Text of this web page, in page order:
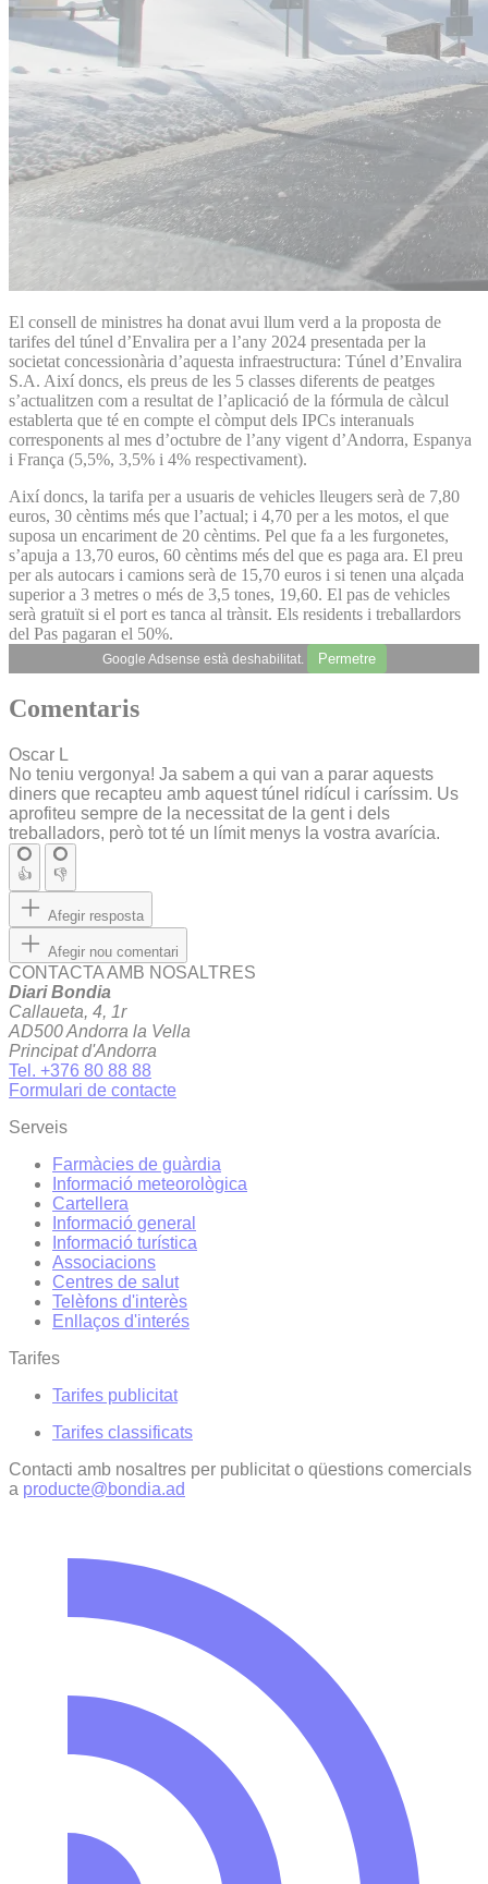
El consell de ministres ha donat avui llum verd a la proposta de
tarifes del túnel d’Envalira per a l’any 2024 presentada per la
societat concessionària d’aquesta infraestructura: Túnel d’Envalira
S.A. Així doncs, els preus de les 5 classes diferents de peatges
s’actualitzen com a resultat de l’aplicació de la fórmula de càlcul
establerta que té en compte el còmput dels IPCs interanuals
corresponents al mes d’octubre de l’any vigent d’Andorra, Espanya
i França (5,5%, 3,5% i 4% respectivament).
Així doncs, la tarifa per a usuaris de vehicles lleugers serà de 7,80
euros, 30 cèntims més que l’actual; i 4,70 per a les motos, el que
suposa un encariment de 20 cèntims. Pel que fa a les furgonetes,
s’apuja a 13,70 euros, 60 cèntims més del que es paga ara. El preu
per als autocars i camions serà de 15,70 euros i si tenen una alçada
superior a 3 metres o més de 3,5 tones, 19,60. El pas de vehicles
serà gratuït si el port es tanca al trànsit. Els residents i treballardors
del Pas pagaran el 50%.
Google Adsense està deshabilitat. Permetre
Comentaris
Oscar L
No teniu vergonya! Ja sabem a qui van a parar aquests
diners que recapteu amb aquest túnel ridícul i caríssim. Us
aprofiteu sempre de la necessitat de la gent i dels
treballadors, però tot té un límit menys la vostra avarícia.
👍 👎
Afegir resposta
Afegir nou comentari
CONTACTA AMB NOSALTRES
Diari Bondia
Callaueta, 4, 1r
AD500 Andorra la Vella
Principat d'Andorra
Tel. +376 80 88 88
Formulari de contacte
Serveis
Farmàcies de guàrdia
Informació meteorològica
Cartellera
Informació general
Informació turística
Associacions
Centres de salut
Telèfons d'interès
Enllaços d'interés
Tarifes
Tarifes publicitat
Tarifes classificats
Contacti amb nosaltres per publicitat o qüestions comercials
a producte@bondia.ad